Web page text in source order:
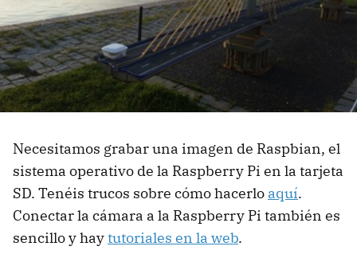
Necesitamos grabar una imagen de Raspbian, el
sistema operativo de la Raspberry Pi en la tarjeta
SD. Tenéis trucos sobre cómo hacerlo aquí.
Conectar la cámara a la Raspberry Pi también es
sencillo y haytutoriales en la web.